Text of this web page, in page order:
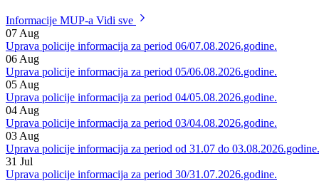
Zakona o prekršajima protiv javnog reda i mira, zbog učestvovanja u
tuči.
Informacije MUP-a
07Aug
Uprava policije informacija za period 06/07.08.2026.godine.
06Aug
Uprava policije informacija za period 05/06.08.2026.godine.
05Aug
Uprava policije informacija za period 04/05.08.2026.godine.
04Aug
Uprava policije informacija za period 03/04.08.2026.godine.
03Aug